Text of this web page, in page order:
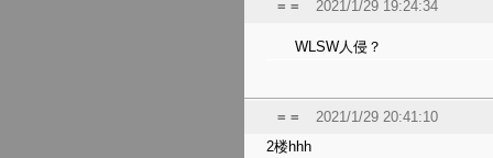
= = 2021/1/29 19:24:34
WLSW人侵？
= =
2021/1/29 20:41:10
2楼hhh